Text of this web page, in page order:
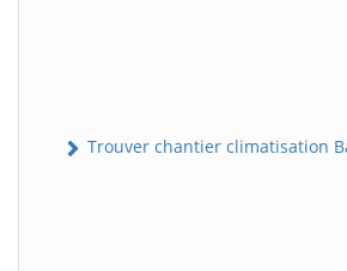
Trouver chantier climatisation